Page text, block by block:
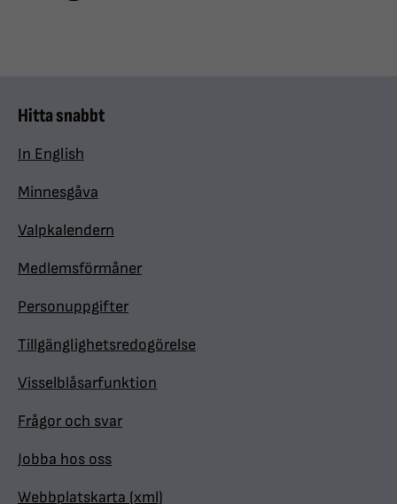
Hitta snabbt
In English
Minnesgåva
Valpkalendern
Medlemsförmåner
Personuppgifter
Tillgänglighetsredogörelse
Visselblåsarfunktion
Frågor och svar
Jobba hos oss
Webbplatskarta (xml)